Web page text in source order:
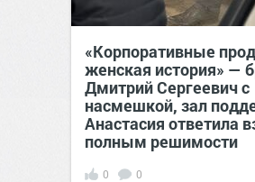
«Корпоративные
женская история» —
Дмитрий Сергеевич с
насмешкой, зал
Анастасия ответила
полным решимости
0 0